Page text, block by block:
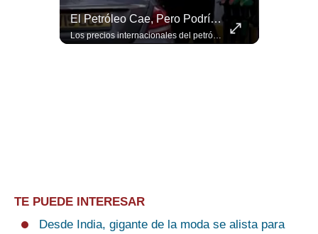
El Petróleo Cae, Pero Podría Dispararse Nuevamente | #radar24
Los precios internacionales del petróleo retrocedieron ante la posibilidad de un acuerdo para reabrir el estrecho de Ormuz. Sin embargo, la caída responde solo a una expectativa diplomática y un nuevo ataque contra un buque podría hacer regresar rápidamente la prima de riesgo. #Petroleo #EstrechoDeOrmuz #EconomiaGlobal #MercadoPetrolero #Crudo #NoticiasEconomicas #Geopolitica #Shorts 👉 Suscríbete y activa la campana para no perderte nuestro análisis diario. 🌎 Síguenos en nuestras redes sociales: 📌 Web oficial: https://gestion.pe/mundo/ 📌 LinkedIn: http://bit.ly/3HYIET0 📌 X (Twitter): http://bit.ly/4noZtX9 📌 TikTok: http://bit.ly/4evB6TO
TE PUEDE INTERESAR
Desde India, gigante de la moda se alista para